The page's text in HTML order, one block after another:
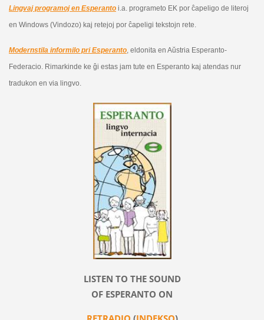
Lingvaj programoj en Esperantoi.a. programeto EK por ĉapeligo de literoj
en Windows (Vindozo) kaj retejoj por ĉapeligi tekstojn rete.
Modernstila informilo pri Esperanto, eldonita en Aŭstria Esperanto-
Federacio. Rimarkinde ke ĝi estas jam tute en Esperanto kaj atendas nur
tradukon en via lingvo.
LISTEN TO THE SOUND
OF ESPERANTO ON